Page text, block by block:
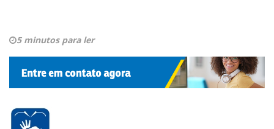
5 minutos para ler